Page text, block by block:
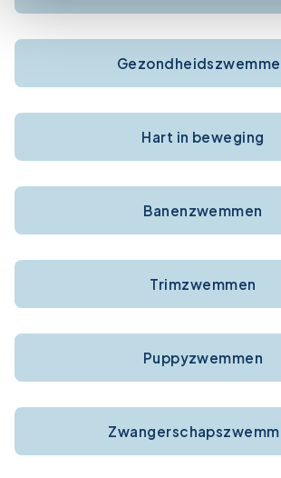
Hart in beweging
Banenzwemmen
Trimzwemmen
Puppyzwemmen